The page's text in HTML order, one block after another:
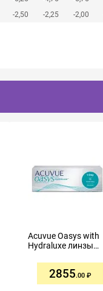
-2,50 -2,25 -2,00
Acuvue Oasys with
Hydraluxe линзы
однодневные R9
-4,00 №30
2855.00